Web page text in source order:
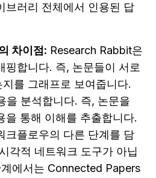
브러리 전체에서 인용된 답
차이점: Research Rabbit은
핑합니다. 즉, 논문들이 서로
를 그래프로 보여줍니다.
을 분석합니다. 즉, 논문을
을 통해 이해를 추출합니다.
크플로우의 다른 단계를 담
각적 네트워크 도구가 아닙
에서는 Connected Papers